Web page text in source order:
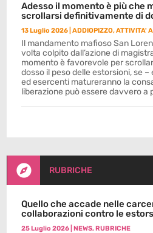
Adesso il momento è più che
scrollarsi definitivamente di
13 Luglio 2026 |ADDIOPIZZO,ATTIVITA'
Il mandamento mafioso San
volta colpito dall’azione di
momento è favorevole per
dosso il peso delle estorsioni, se
ed esercenti matureranno la
liberazione può essere davvero a
 RUBRICHE
Quello che accade nelle
collaborazioni contro le
25 Luglio 2026 |NEWS,RUBRICHE